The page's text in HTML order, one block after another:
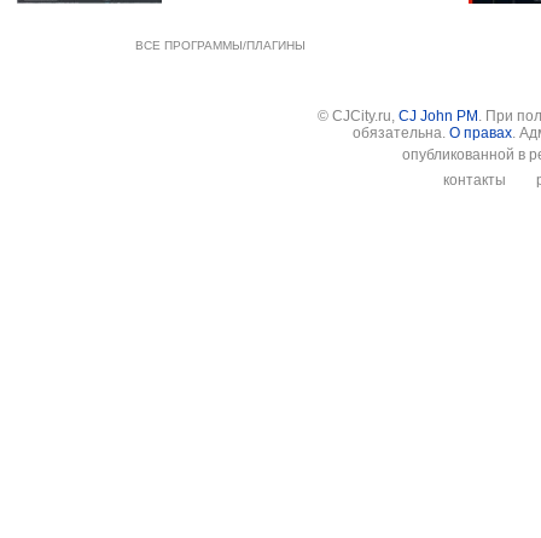
ВСЕ ПРОГРАММЫ/ПЛАГИНЫ
© CJCity.ru, CJ John PM . При
обязательна. О правах.
опубликованной в
контакты